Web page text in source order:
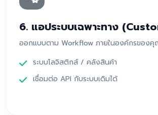
6. แอประบบเฉพาะทาง
ออกแบบตาม Workflow ภายในองค์กรของ
ระบบโลจิสติกส์ / คลังสินค้า
เชื่อมต่อ API กับระบบเดิมได้